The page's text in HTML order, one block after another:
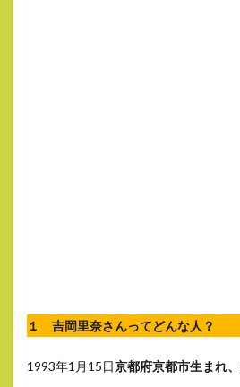
１ 吉岡里奈さんってどんな人？
1993年1月15日京都府京都市生まれ、